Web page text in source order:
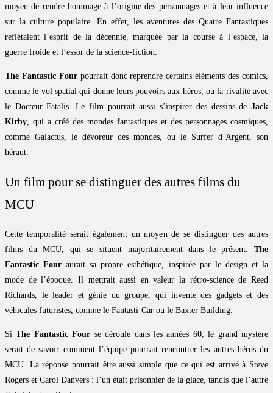
moyen de rendre hommage à l’origine des personnages et à leur influence
sur la culture populaire. En effet, les aventures des Quatre Fantastiques
reflétaient l’esprit de la décennie, marquée par la course à l’espace, la
guerre froide et l’essor de la science-fiction.
The Fantastic Fourpourrait donc reprendre certains éléments des comics,
comme le vol spatial qui donne leurs pouvoirs aux héros, ou la rivalité avec
le Docteur Fatalis. Le film pourrait aussi s’inspirer des dessins de Jack
Kirby, qui a créé des mondes fantastiques et des personnages cosmiques,
comme Galactus, le dévoreur des mondes, ou le Surfer d’Argent, son
héraut.
Un film pour se distinguer des autres films du
MCU
Cette temporalité serait également un moyen de se distinguer des autres
films du MCU, qui se situent majoritairement dans le présent. The
Fantastic Four aurait sa propre esthétique, inspirée par le design et la
mode de l’époque. Il mettrait aussi en valeur la rétro-science de Reed
Richards, le leader et génie du groupe, qui invente des gadgets et des
véhicules futuristes, comme le Fantasti-Car ou le Baxter Building.
SiThe Fantastic Four se déroule dans les années 60, le grand mystère
serait de savoir comment l’équipe pourrait rencontrer les autres héros du
MCU. La réponse pourrait être aussi simple que ce qui est arrivé à Steve
Rogers et Carol Danvers : l’un était prisonnier de la glace, tandis que l’autre